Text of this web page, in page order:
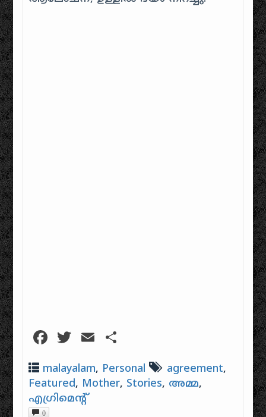
Facebook
Twitter
Email
malayalam, Personal agreement,
Featured, Mother, Stories, അമ്മ,
എഗ്രിമെൻ്റ്
0